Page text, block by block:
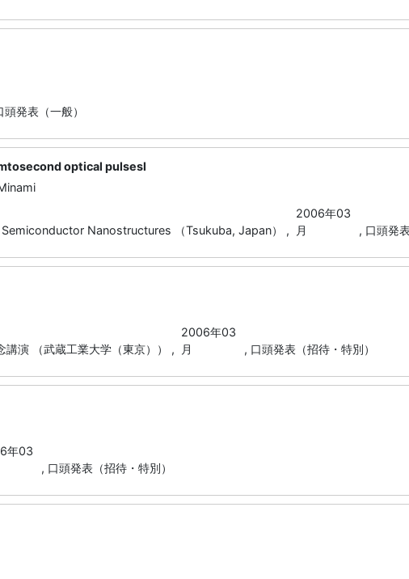
頭発表（一般）
optical pulsesl
Nanostructures （Tsukuba, Japan） ,
2006年03
月
, 口頭発
演 （武蔵工業大学（東京）） ,
2006年03
月
, 口頭発表（招待・特別）
年03
, 口頭発表（招待・特別）